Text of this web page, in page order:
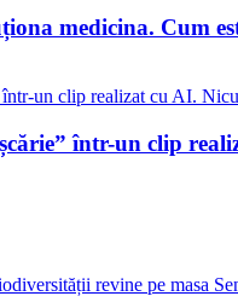
medicina. Cum
într-un clip